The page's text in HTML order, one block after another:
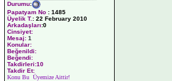
Durumu:
Papatyam No : 1485
Üyelik T. : 22 February 2010
Arkadaşları:0
Cinsiyet:
Mesaj: 1
Konular:
Beğenildi:
Beğendi:
Takdirleri:10
Takdir Et:
Konu Bu Üyemize Aittir!